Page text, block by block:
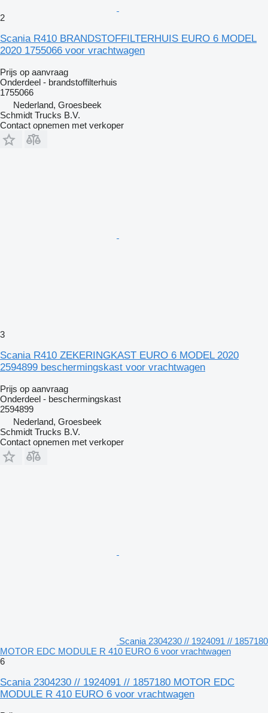
2
Scania R410 BRANDSTOFFILTERHUIS EURO 6 MODEL
2020 1755066 voor vrachtwagen
Prijs op aanvraag
Onderdeel - brandstoffilterhuis
1755066
Nederland, Groesbeek
Schmidt Trucks B.V.
Contact opnemen met verkoper
3
Scania R410 ZEKERINGKAST EURO 6 MODEL 2020
2594899 beschermingskast voor vrachtwagen
Prijs op aanvraag
Onderdeel - beschermingskast
2594899
Nederland, Groesbeek
Schmidt Trucks B.V.
Contact opnemen met verkoper
Scania 2304230 // 1924091 // 1857180
MOTOR EDC MODULE R 410 EURO 6 voor vrachtwagen
6
Scania 2304230 // 1924091 // 1857180 MOTOR EDC
MODULE R 410 EURO 6 voor vrachtwagen